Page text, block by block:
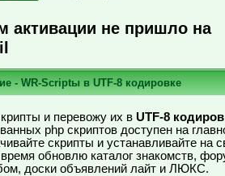
активации не пришло на
- WR-Scriptы в UTF-8 кодировке
и перевожу их в UTF-8
php скриптов доступен на
скрипты и устанавливайте на
обновлю каталог знакомств,
доски объявлений лайт и ЛЮКС.